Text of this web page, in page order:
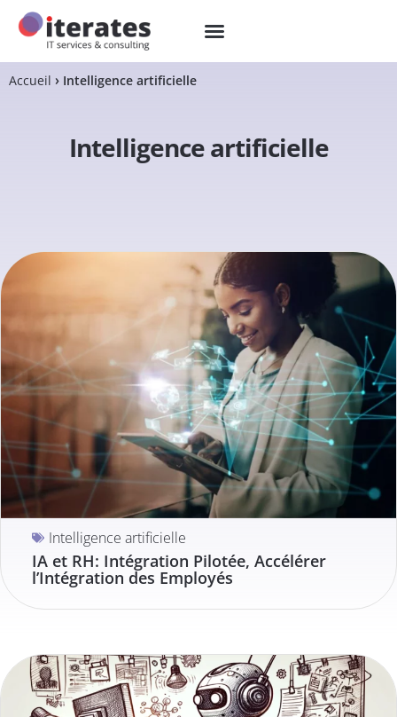
Accueil Intelligence artificielle
Intelligence artificielle
Intelligence artificielle
IA et RH: Intégration Pilotée, Accélérer
l’Intégration des Employés